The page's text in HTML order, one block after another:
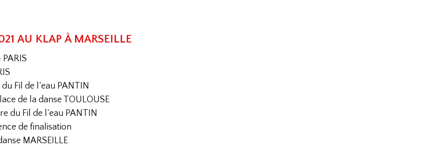
AU KLAP À MARSEILLE
du Fil de l’eau PANTIN
de la danse TOULOUSE
du Fil de l’eau PANTIN
de finalisation
MARSEILLE